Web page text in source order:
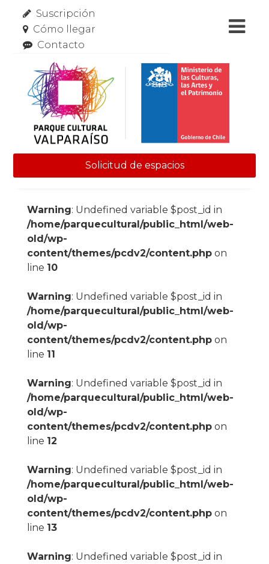
Suscripción
Cómo llegar
Contacto
Solicitud de espacios
Warning: Undefined variable $post_id in
/home/parquecultural/public_html/web-
old/wp-
content/themes/pcdv2/content.phpon
line 10
Warning: Undefined variable $post_id in
/home/parquecultural/public_html/web-
old/wp-
content/themes/pcdv2/content.phpon
line 11
Warning: Undefined variable $post_id in
/home/parquecultural/public_html/web-
old/wp-
content/themes/pcdv2/content.phpon
line 12
Warning: Undefined variable $post_id in
/home/parquecultural/public_html/web-
old/wp-
content/themes/pcdv2/content.phpon
line 13
Warning: Undefined variable $post_id in